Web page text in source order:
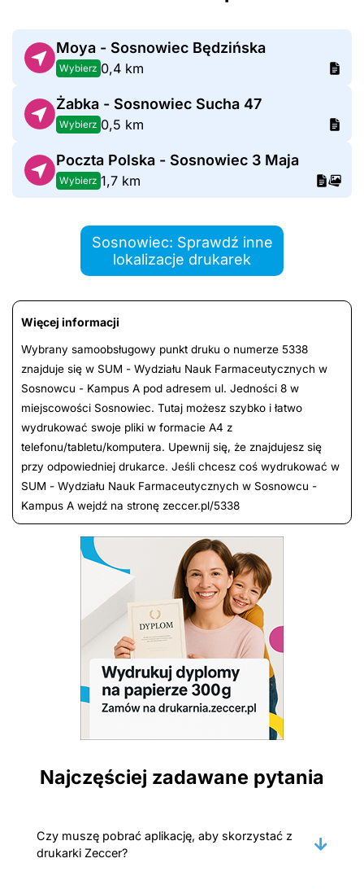
Moya - Sosnowiec Będzińska
Wybierz 0,4 km
Żabka - Sosnowiec Sucha 47
Wybierz 0,5 km
Poczta Polska - Sosnowiec 3 Maja
Wybierz 1,7 km
Sosnowiec: Sprawdź inne
lokalizacje drukarek
Więcej informacji
Wybrany samoobsługowy punkt druku o numerze 5338
znajduje się w SUM - Wydziału Nauk Farmaceutycznych w
Sosnowcu - Kampus A pod adresem ul. Jedności 8 w
miejscowości Sosnowiec. Tutaj możesz szybko i łatwo
wydrukować swoje pliki w formacie A4 z
telefonu/tabletu/komputera. Upewnij się, że znajdujesz się
przy odpowiedniej drukarce. Jeśli chcesz coś wydrukować w
SUM - Wydziału Nauk Farmaceutycznych w Sosnowcu -
Kampus A wejdź na stronę zeccer.pl/5338
Najczęściej zadawane pytania
Czy muszę pobrać aplikację, aby skorzystać z
drukarki Zeccer?